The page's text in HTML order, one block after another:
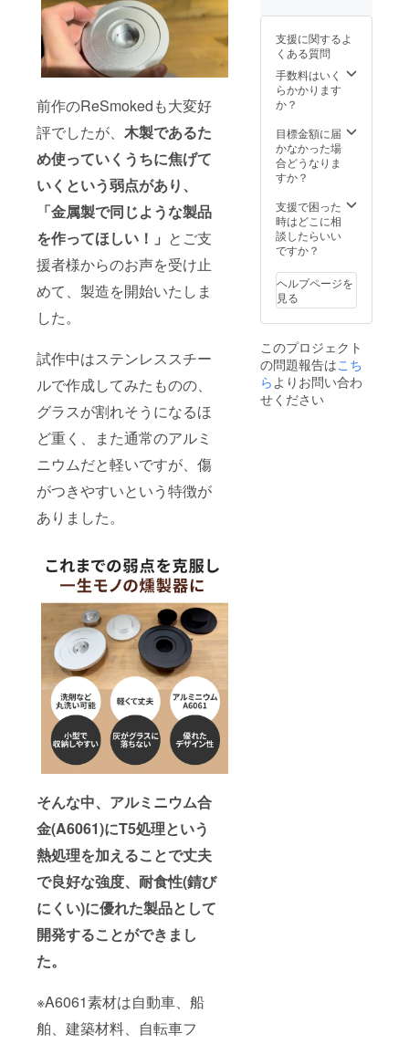
前作のReSmokedも大変好
評でしたが、 木製であるた
め使っていくうちに焦げて
いくという弱点があり、
「金属製で同じような製品
を作ってほしい！」 とご支
援者様からのお声を受け止
めて、製造を開始いたしま
した。
試作中はステンレススチー
ルで作成してみたものの、
グラスが割れそうになるほ
ど重く、また通常のアルミ
ニウムだと軽いですが、傷
がつきやすいという特徴が
ありました。
そんな中、アルミニウム合
金(A6061)にT5処理という
熱処理を加えることで丈夫
で良好な強度、耐食性(錆び
にくい)に優れた製品として
開発することができまし
た。
※A6061素材は自動車、船
舶、建築材料、自転車フ
となる
場合が
ありま
す。 ※
ご注文
状況、
給状
況、製
造工程
より出
荷時期
が遅れ
る場合
ます。
2.0本体
15％OF
F ＜リ
ターン
内容＞
●ReSm
2.0本体
×１ ●木
材チッ
プ4種類
アム
トーチ×
１） ※
送料無
部デザ
インが
変更と
なる場
りま
す。 ※
ご注文
状況、
使用部
支援に関するよ
くある質問
手数料はいく
らかかります
か？
目標金額に届
かなかった場
合どうなりま
すか？
支援で困った
時はどこに相
談したらいい
ですか？
ヘルプページを
見る
このプロジェクト
の問題報告はこち
ら よりお問い合わ
せください